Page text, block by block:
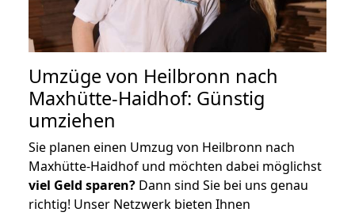
Umzüge von Heilbronn nach
Maxhütte-Haidhof: Günstig
umziehen
Sie planen einen Umzug von Heilbronn nach
Maxhütte-Haidhof und möchten dabei möglichst
viel Geld sparen? Dann sind Sie bei uns genau
richtig! Unser Netzwerk bieten Ihnen